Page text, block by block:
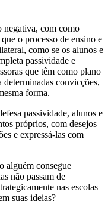
negativa, com como
o processo de ensino e
como se os alunos e
passividade e
que têm como plano
convicções,
forma.
passividade, alunos e
próprios, com desejos
e expressá-las com
alguém consegue
não passam de
nas escolas
suas ideias?